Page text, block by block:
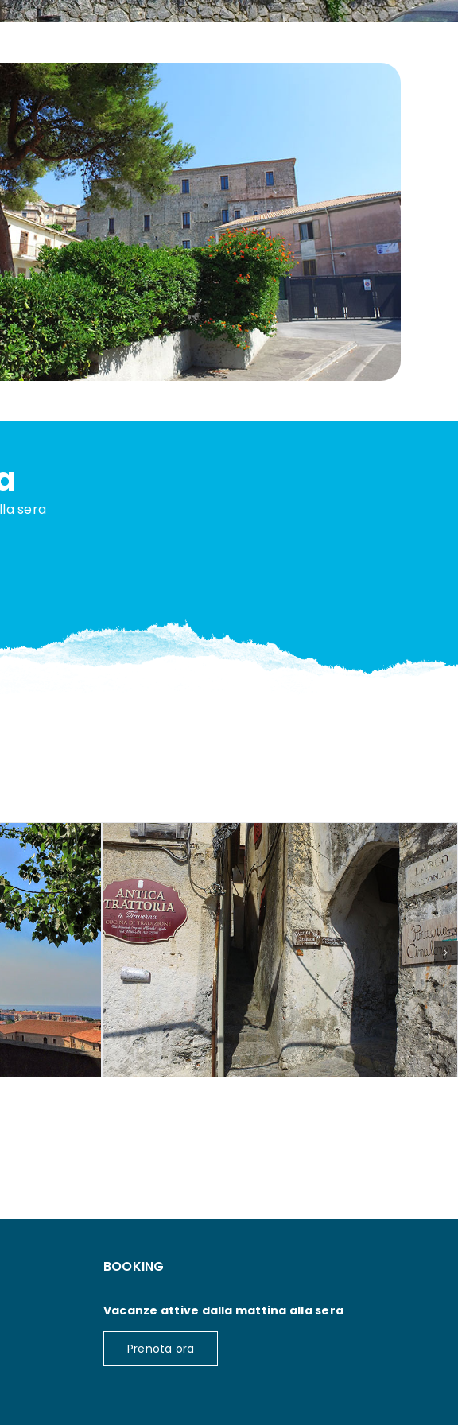
sera
BOOKING
Vacanze attive dalla mattina alla sera
Prenota ora